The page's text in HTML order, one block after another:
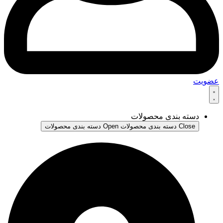
عضویت
دسته بندی محصولات
Close دسته بندی محصولات Open دسته بندی محصولات